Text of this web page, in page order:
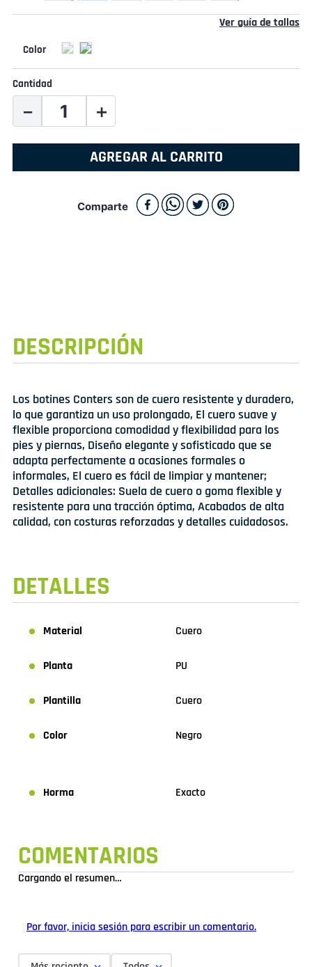
Ver guía de tallas
Cantidad
＋
－
AGREGAR AL CARRITO
Comparte
DESCRIPCIÓN
Los botines Conters son de cuero resistente y duradero,
lo que garantiza un uso prolongado, El cuero suave y
flexible proporciona comodidad y flexibilidad para los
pies y piernas, Diseño elegante y sofisticado que se
adapta perfectamente a ocasiones formales o
informales, El cuero es fácil de limpiar y mantener;
Detalles adicionales: Suela de cuero o goma flexible y
resistente para una tracción óptima, Acabados de alta
calidad, con costuras reforzadas y detalles cuidadosos.
DETALLES
Material Cuero
Planta PU
Plantilla Cuero
Color Negro
Horma Exacto
COMENTARIOS
Cargando el resumen…
Por favor, inicia sesión para escribir un comentario.